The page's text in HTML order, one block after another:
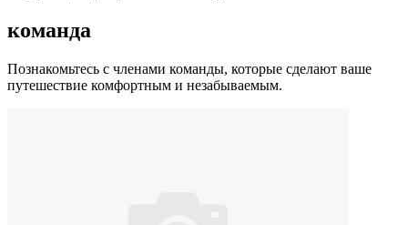
команда
Познакомьтесь с членами команды, которые сделают ваше
путешествие комфортным и незабываемым.